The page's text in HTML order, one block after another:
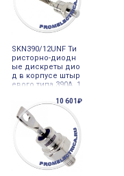
SKN390/12UNF Ти
ристорно-диодн
ые дискреты дио
д в корпусе штыр
евого типа 390A 1
10 601₽